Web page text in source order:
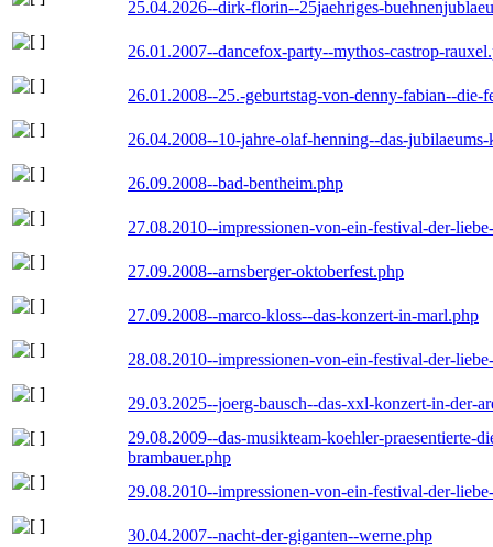
25.04.2026--dirk-florin--25jaehriges-
26.01.2007--dancefox-party--mythos-castrop-
26.01.2008--25.-geburtstag-von-denny-fabian--die-
26.04.2008--10-jahre-olaf-henning--das-
26.09.2008--bad-bentheim.php
27.08.2010--impressionen-von-ein-festival-der-
27.09.2008--arnsberger-oktoberfest.php
27.09.2008--marco-kloss--das-konzert-in-marl.php
28.08.2010--impressionen-von-ein-festival-der-
29.03.2025--joerg-bausch--das-xxl-konzert-in-der-
29.08.2009--das-musikteam-koehler-praesentierte-
brambauer.php
29.08.2010--impressionen-von-ein-festival-der-
30.04.2007--nacht-der-giganten--werne.php